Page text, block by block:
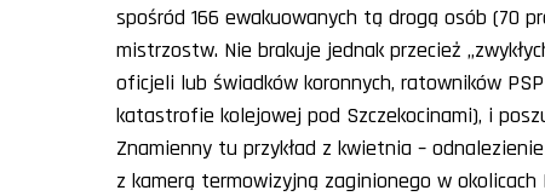
spośród 166 ewakuowanych tą drogą osób (70
mistrzostw. Nie brakuje jednak przecież
oficjeli lub świadków koronnych, ratowników
katastrofie kolejowej pod Szczekocinami), i
Znamienny tu przykład z kwietnia –
z kamerą termowizyjną zaginionego w